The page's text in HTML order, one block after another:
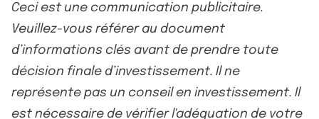
Ceci est une communication publicitaire.
Veuillez-vous référer au document
d’informations clés avant de prendre toute
décision finale d’investissement. Il ne
représente pas un conseil en investissement. Il
est nécessaire de vérifier l'adéquation de votre